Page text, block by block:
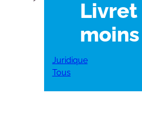
Livret
Juridique
Tous